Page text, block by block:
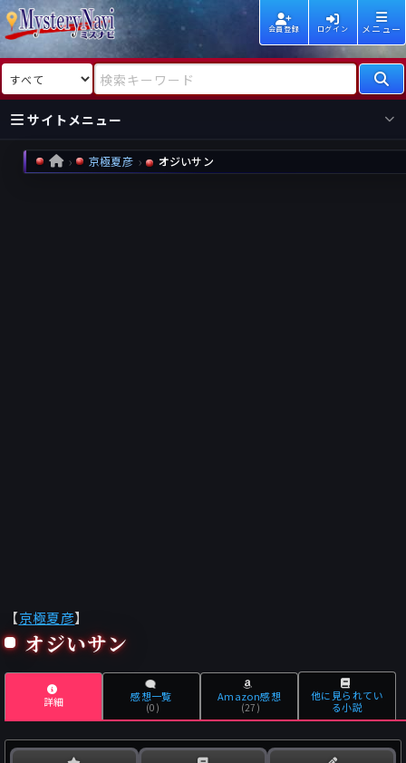
会員登録 ログイン メニュー
検索対象 検索キーワード
サイトメニュー
国内
海外
HOME 京極夏彦 オジいサン
【京極夏彦】
オジいサン
詳細 感想一覧
(0)
Amazon感想
(27)
他に見られてい
る小説